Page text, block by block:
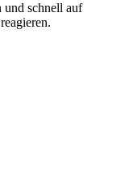
und schnell auf